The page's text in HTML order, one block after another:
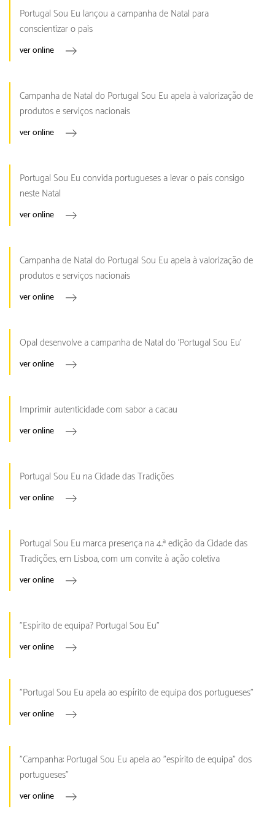
Portugal Sou Eu lançou a campanha de Natal para
conscientizar o pais
ver online
Campanha de Natal do Portugal Sou Eu apela à valorização de
produtos e serviços nacionais
ver online
Portugal Sou Eu convida portugueses a levar o país consigo
neste Natal
ver online
Campanha de Natal do Portugal Sou Eu apela à valorização de
produtos e serviços nacionais
ver online
Opal desenvolve a campanha de Natal do ‘Portugal Sou Eu’
ver online
Imprimir autenticidade com sabor a cacau
ver online
Portugal Sou Eu na Cidade das Tradições
ver online
Portugal Sou Eu marca presença na 4.ª edição da Cidade das
Tradições, em Lisboa, com um convite à ação coletiva
ver online
"Espírito de equipa? Portugal Sou Eu"
ver online
"Portugal Sou Eu apela ao espírito de equipa dos portugueses"
ver online
"Campanha: Portugal Sou Eu apela ao "espírito de equipa" dos
portugueses"
ver online